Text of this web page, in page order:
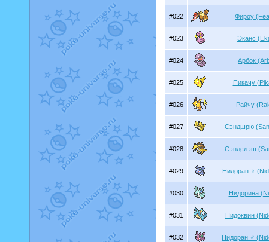
#022 Фироу
#023 Эканс
#024 Арбок
#025 Пикачу
#026 Райчу
#027 Сэндшрю
#028 Сэндслэш
#029 Нидоран ♀
#030 Нидорина
#031 Нидоквин
#032 Нидоран ♂